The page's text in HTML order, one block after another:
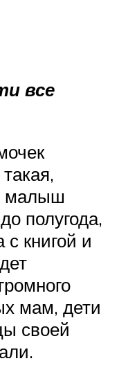
все
малыш
полугода,
книгой и
мам, дети
своей